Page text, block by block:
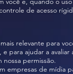
de acesso
relevante para
para ajudar a
permissão.
empresas de mídia